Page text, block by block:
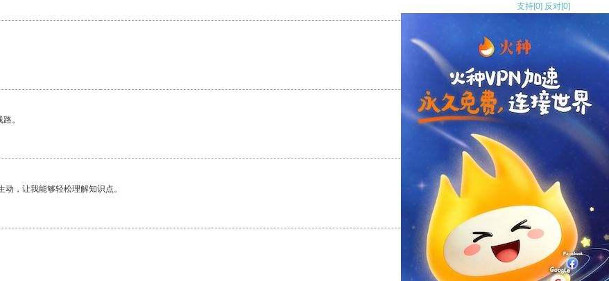
支持[0] 反对[0]
支持[0] 反对
。
支持
，让我能够轻松理解知识点。
反对 [0]